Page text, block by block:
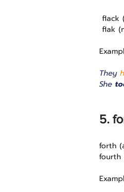
flack
flak
They
She
5.
forth
fourth